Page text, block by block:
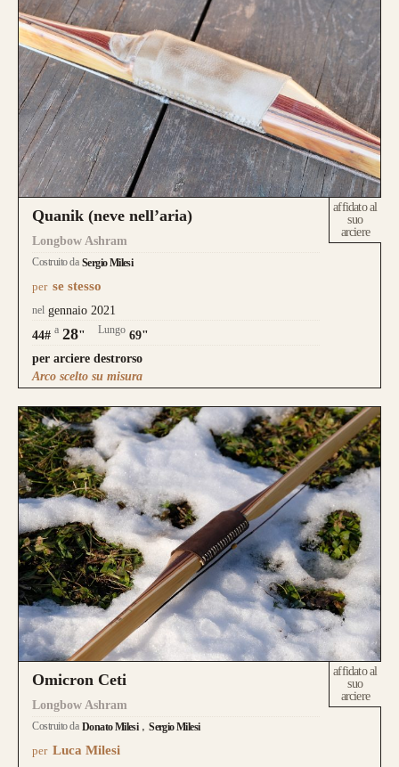
Quanik (neve nell’aria)
Longbow Ashram
Costruito da Sergio Milesi
per se stesso
nel gennaio 2021
44# a 28" Lungo 69"
per arciere destrorso
affidato al
suo
arciere
Arco scelto su misura
Omicron Ceti
Longbow Ashram
Costruito da Donato Milesi Sergio Milesi
per Luca Milesi
affidato al
suo
arciere